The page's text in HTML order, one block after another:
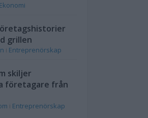
Ekonomi
grillen
Entreprenörskap
skiljer
företagare från
Entreprenörskap